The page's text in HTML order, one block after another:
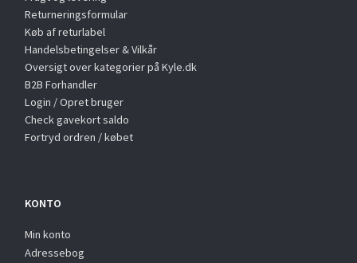
Returneringsformular
Køb af returlabel
Handelsbetingelser & Vilkår
Oversigt over kategorier på Kyle.dk
B2B Forhandler
Login / Opret bruger
Check gavekort saldo
Fortryd ordren / købet
KONTO
Min konto
Adressebog